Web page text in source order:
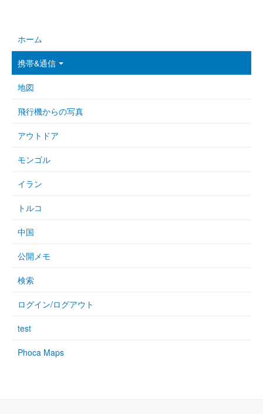
ホーム
携帯&通信
地図
飛行機からの写真
アウトドア
モンゴル
イラン
トルコ
中国
公開メモ
検索
ログイン/ログアウト
test
Phoca Maps